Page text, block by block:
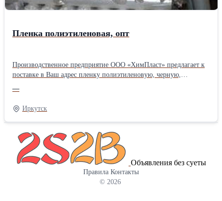
Пленка полиэтиленовая, опт
Производственное предприятие ООО «ХимПласт» предлагает к
поставке в Ваш адрес пленку полиэтиленовую, черную,
России.Производитель: Собственное производство
—
Иркутск
Объявления без суеты
Правила Контакты
© 2026